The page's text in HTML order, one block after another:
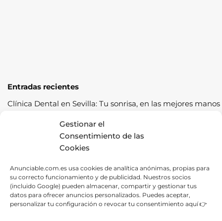
Gestionar el
Consentimiento de las
Cookies
Anunciable.com.es usa cookies de analítica anónimas, propias para
su correcto funcionamiento y de publicidad. Nuestros socios
(incluido Google) pueden almacenar, compartir y gestionar tus
datos para ofrecer anuncios personalizados. Puedes aceptar,
personalizar tu configuración o revocar tu consentimiento aquí 👉
Entradas recientes
Clínica Dental en Sevilla: Tu sonrisa, en las mejores manos
Cómo pasar la ITV a la primera: guía completa con
consejos prácticos
Los cereales sostenibles representan una oportunidad de
Fábrica de Canapés en Barcelona: La Mejor Opción para
tu Descanso
Las ventajas de contratar una empresa de alquiler de